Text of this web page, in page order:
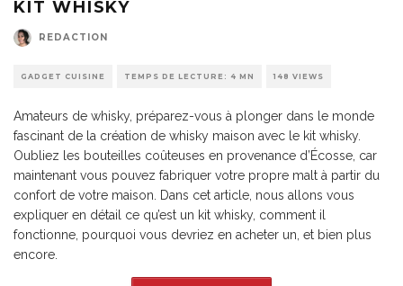
KIT WHISKY
REDACTION
GADGET CUISINE TEMPS DE LECTURE: 4 MN 148 VIEWS
Amateurs de whisky, préparez-vous à plonger dans le monde
fascinant de la création de whisky maison avec le kit whisky.
Oubliez les bouteilles coûteuses en provenance d’Écosse, car
maintenant vous pouvez fabriquer votre propre malt à partir du
confort de votre maison. Dans cet article, nous allons vous
expliquer en détail ce qu’est un kit whisky, comment il
fonctionne, pourquoi vous devriez en acheter un, et bien plus
encore.